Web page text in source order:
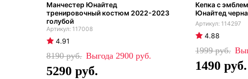
Манчестер Юнайтед
тренировочный костюм 2022-2023
голубой
117008
4.91
8190 2900
5290
Кепка с
Юнайтед
114297
4.88
1999
1490